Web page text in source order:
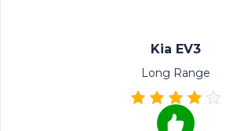
Kia EV3
Long Range